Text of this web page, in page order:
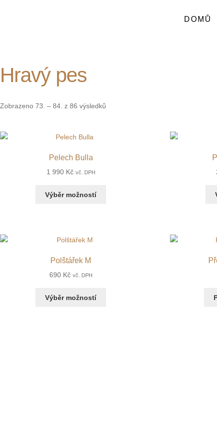
DOMŮ
Hravý pes
Zobrazeno 73. – 84. z 86 výsledků
Pelech Bulla
1 990 Kč vč. DPH
Výběr možností
Polštářek M
690 Kč vč. DPH
Výběr možností